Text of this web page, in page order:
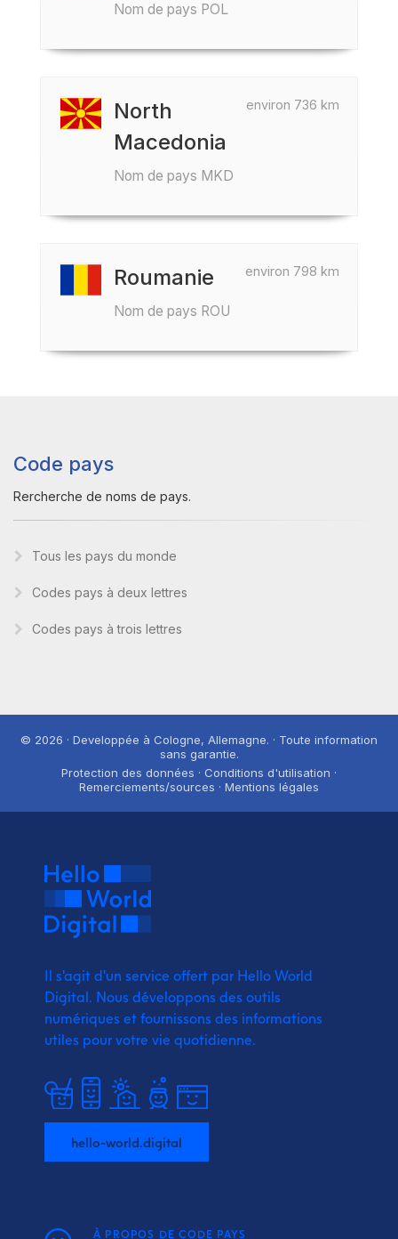
Nom de pays POL
environ 736 km
North
Macedonia
Nom de pays MKD
environ 798 km
Roumanie
Nom de pays ROU
Code pays
Rercherche de noms de pays.
Tous les pays du monde
Codes pays à deux lettres
Codes pays à trois lettres
© 2026 · Developpée à Cologne, Allemagne. · Toute information
sans garantie.
Protection des données · Conditions d'utilisation ·
Remerciements/sources · Mentions légales
Il s'agit d'un service offert par Hello World
Digital. Nous développons des outils
numériques et fournissons des informations
utiles pour votre vie quotidienne.
hello-world.digital
À PROPOS DE CODE PAYS